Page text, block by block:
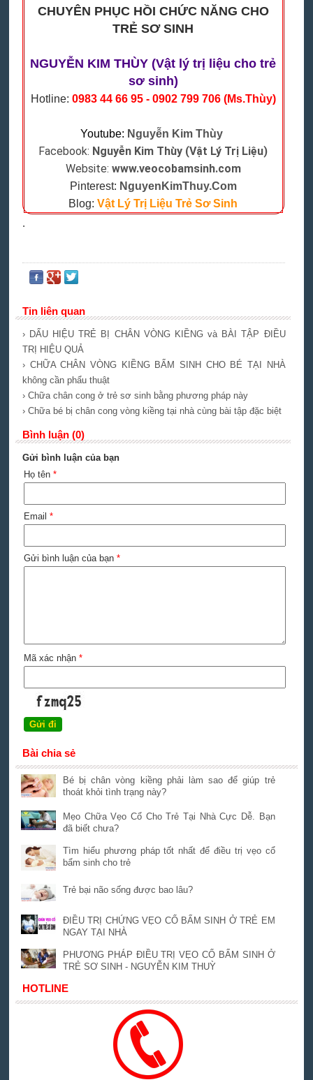
CHUYÊN PHỤC HỒI CHỨC NĂNG CHO
TRẺ SƠ SINH
NGUYỄN KIM THÙY (Vật lý trị liệu cho trẻ
sơ sinh)
Hotline: 0983 44 66 95 - 0902 799 706 (Ms.Thùy)
Youtube: Nguyễn Kim Thùy
Facebook: Nguyễn Kim Thùy (Vật Lý Trị Liệu)
Website: www.veocobamsinh.com
Pinterest: NguyenKimThuy.Com
Blog:Vật Lý Trị Liệu Trẻ Sơ Sinh
.
Tin liên quan
› DẤU HIỆU TRẺ BỊ CHÂN VÒNG KIỀNG và BÀI TẬP ĐIỀU
TRỊ HIỆU QUẢ
› CHỮA CHÂN VÒNG KIỀNG BẨM SINH CHO BÉ TẠI NHÀ
không cần phẩu thuật
› Chữa chân cong ở trẻ sơ sinh bằng phương pháp này
› Chữa bé bị chân cong vòng kiềng tại nhà cùng bài tập đặc biệt
Bình luận (0)
Gửi bình luận của bạn
Họ tên *
Email *
Gửi bình luận của bạn *
Mã xác nhận *
Bài chia sẻ
Bé bị chân vòng kiềng phải làm sao để giúp trẻ
thoát khỏi tình trạng này?
Mẹo Chữa Vẹo Cổ Cho Trẻ Tại Nhà Cực Dễ. Bạn
đã biết chưa?
Tìm hiểu phương pháp tốt nhất để điều trị vẹo cổ
bẩm sinh cho trẻ
Trẻ bại não sống được bao lâu?
ĐIỀU TRỊ CHỨNG VẸO CỔ BẨM SINH Ở TRẺ EM
NGAY TẠI NHÀ
PHƯƠNG PHÁP ĐIỀU TRỊ VẸO CỔ BẨM SINH Ở
TRẺ SƠ SINH - NGUYỄN KIM THUỲ
HOTLINE